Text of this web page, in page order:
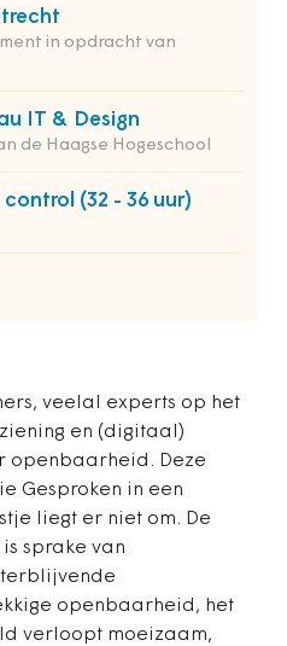
in opdracht van
IT & Design
de Haagse Hogeschool
(32 - 36 uur)
veelal experts op het
en (digitaal)
openbaarheid. Deze
Gesproken in een
liegt er niet om. De
sprake van
openbaarheid, het
verloopt moeizaam,